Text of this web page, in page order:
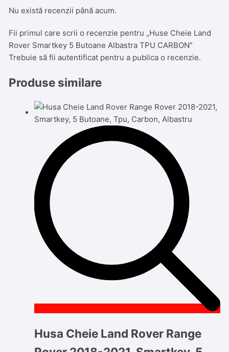
Nu există recenzii până acum.
Fii primul care scrii o recenzie pentru „Huse Cheie Land
Rover Smartkey 5 Butoane Albastra TPU CARBON”
Trebuie să fiiautentificat pentru a publica o recenzie.
Produse similare
Husa Cheie Land Rover Range